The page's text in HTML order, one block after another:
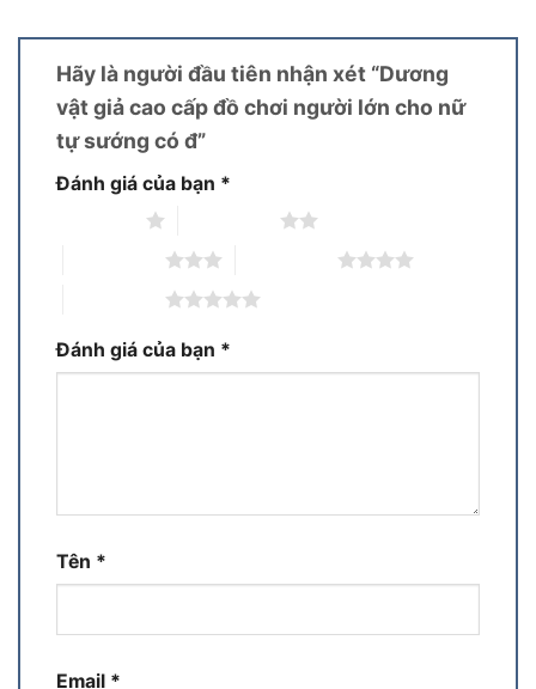
Hãy là người đầu tiên nhận xét “Dương
vật giả cao cấp đồ chơi người lớn cho nữ
tự sướng có đ”
Đánh giá của bạn *
Đánh giá của bạn *
Tên *
Email *